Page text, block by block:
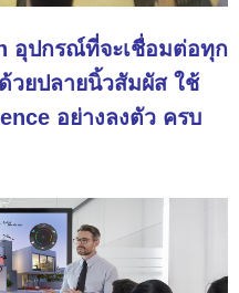
อุปกรณ์ที่จะเชื่อมต่อทุก
วยปลายนิ้วสัมผัส ใช้
อย่างลงตัว ครบ